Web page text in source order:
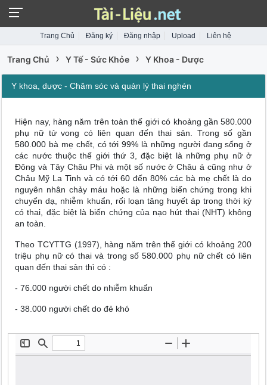
Trang Chủ Đăng ký Đăng nhập Upload Liên hệ
Trang Chủ › Y Tế - Sức Khỏe › Y Khoa - Dược
Y khoa, dược - Chăm sóc và quản lý thai nghén
Hiện nay, hàng năm trên toàn thế giới có khoảng gần 580.000
phụ nữ tử vong có liên quan đến thai sản. Trong số gần
580.000 bà mẹ chết, có tới 99% là những người đang sống ở
các nước thuộc thế giới thứ 3, đặc biệt là những phụ nữ ở
Đông và Tây Châu Phi và một số nước ở Châu á cũng như ở
Châu Mỹ La Tinh và có tới 60 đến 80% các bà mẹ chết là do
nguyên nhân chảy máu hoặc là những biến chứng trong khi
chuyển dạ, nhiễm khuẩn, rối loạn tăng huyết áp trong thời kỳ
có thai, đặc biệt là biến chứng của nạo hút thai (NHT) không
an toàn.
Theo TCYTTG (1997), hàng năm trên thế giới có khoảng 200
triệu phụ nữ có thai và trong số 580.000 phụ nữ chết có liên
quan đến thai sản thì có :
- 76.000 người chết do nhiễm khuẩn
- 38.000 người chết do đẻ khó